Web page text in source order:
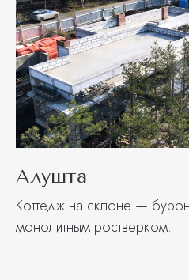
Алушта
Коттедж на склоне —
монолитным ростверком.